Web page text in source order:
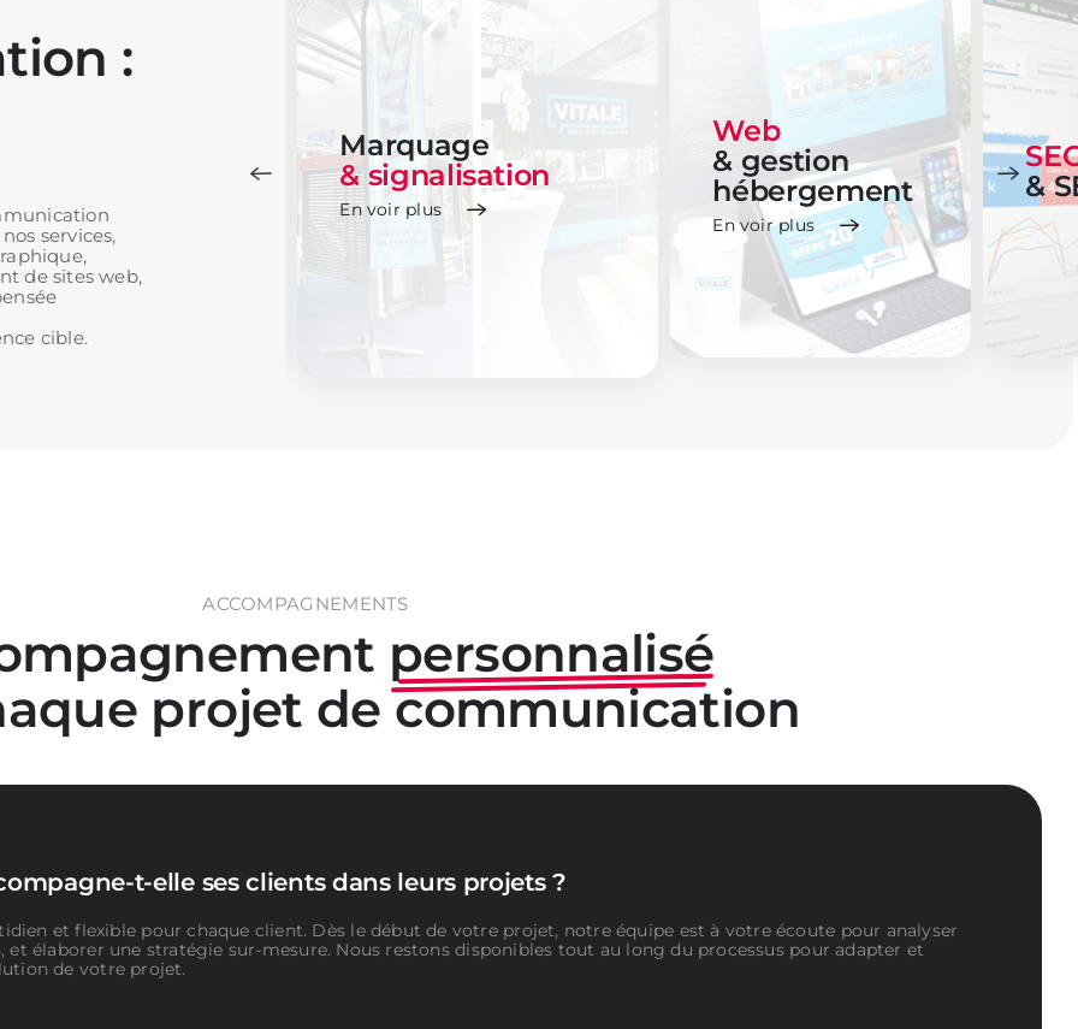
:
services,
de sites web,
cible.
numérique
En voir plus
Marquage
& signalisation
En voir plus
Web
& gestion
hébergement
En voir plus
&
ACCOMPAGNEMENTS
personnalisé
projet de communication
t-elle ses clients dans leurs projets ?
et flexible pour chaque client. Dès le début de votre projet, notre équipe est à votre écoute pour analyser
élaborer une stratégie sur-mesure. Nous restons disponibles tout au long du processus pour adapter et
de votre projet.